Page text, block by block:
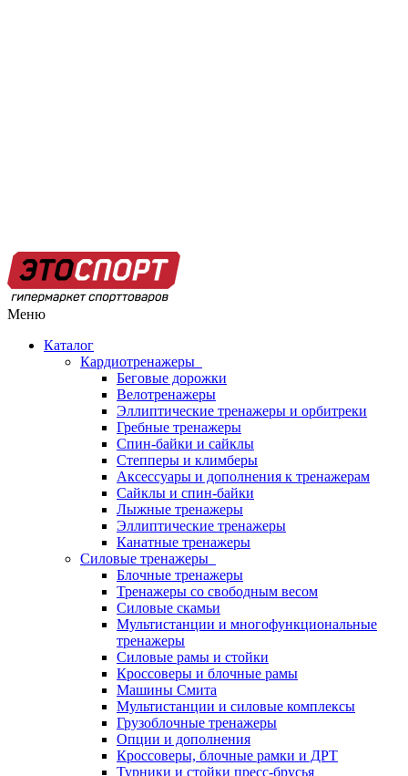
Меню
Каталог
Кардиотренажеры
Беговые дорожки
Велотренажеры
Эллиптические тренажеры и орбитреки
Гребные тренажеры
Спин-байки и сайклы
Степперы и климберы
Аксессуары и дополнения к тренажерам
Сайклы и спин-байки
Лыжные тренажеры
Эллиптические тренажеры
Канатные тренажеры
Силовые тренажеры
Блочные тренажеры
Тренажеры со свободным весом
Силовые скамьи
Мультистанции и многофункциональные
тренажеры
Силовые рамы и стойки
Кроссоверы и блочные рамы
Машины Смита
Мультистанции и силовые комплексы
Грузоблочные тренажеры
Опции и дополнения
Кроссоверы, блочные рамки и ДРТ
Турники и стойки пресс-брусья